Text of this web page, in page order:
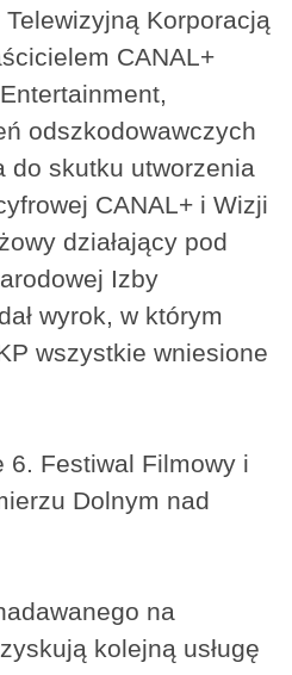
Korporacją
CANAL+
odszkodowawczych
do skutku utworzenia
CANAL+ i Wizji
działający pod
Izby
wyrok, w którym
wszystkie wniesione
6. Festiwal Filmowy i
Dolnym nad
na
kolejną usługę